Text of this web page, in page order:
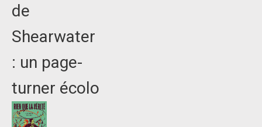
de
Shearwater
: un page-
turner écolo